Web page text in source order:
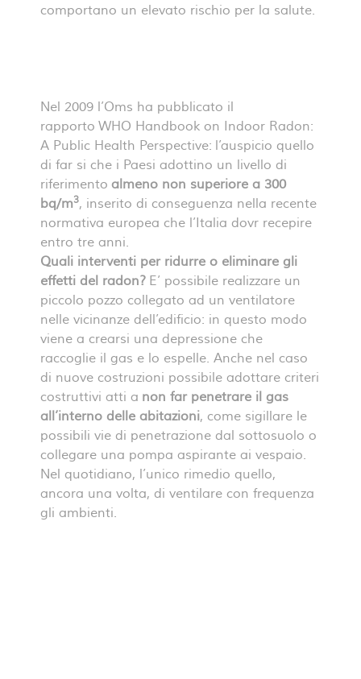
comportano un elevato rischio per la salute.
Nel 2009 l’Oms ha pubblicato il
rapporto WHO Handbook on Indoor Radon:
A Public Health Perspective: l’auspicio quello
di far si che i Paesi adottino un livello di
riferimento almeno non superiore a 300
bq/m3, inserito di conseguenza nella recente
normativa europea che l’Italia dovr recepire
entro tre anni.
Quali interventi per ridurre o eliminare gli
effetti del radon? E’ possibile realizzare un
piccolo pozzo collegato ad un ventilatore
nelle vicinanze dell’edificio: in questo modo
viene a crearsi una depressione che
raccoglie il gas e lo espelle. Anche nel caso
di nuove costruzioni possibile adottare criteri
costruttivi atti a non far penetrare il gas
all’interno delle abitazioni, come sigillare le
possibili vie di penetrazione dal sottosuolo o
collegare una pompa aspirante ai vespaio.
Nel quotidiano, l’unico rimedio quello,
ancora una volta, di ventilare con frequenza
gli ambienti.